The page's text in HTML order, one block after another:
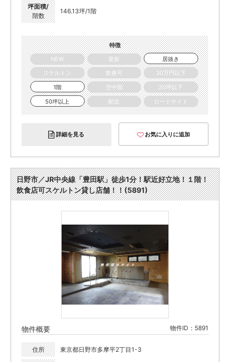
坪面積/
階数
146.13坪/1階
特徴
NEW
更新
居抜き
スケルトン
飲食可
30万円以下
1階
空中階
20坪以下
50坪以上
駅近 ロードサイド
詳細を見る お気に入りに追加
日野市／JR中央線「豊田駅」徒歩1分！駅近好立地！１階！
飲食店可スケルトン貸し店舗！！(5891)
物件概要 物件ID：5891
住所 東京都日野市多摩平2丁目1-3